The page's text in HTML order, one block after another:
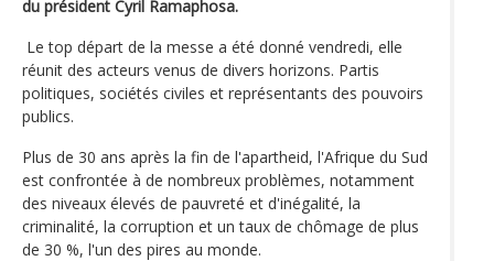
du président Cyril Ramaphosa.
Le top départ de la messe a été donné vendredi, elle
réunit des acteurs venus de divers horizons. Partis
politiques, sociétés civiles et représentants des pouvoirs
publics.
Plus de 30 ans après la fin de l'apartheid, l'Afrique du Sud
est confrontée à de nombreux problèmes, notamment
des niveaux élevés de pauvreté et d'inégalité, la
criminalité, la corruption et un taux de chômage de plus
de 30 %, l'un des pires au monde.